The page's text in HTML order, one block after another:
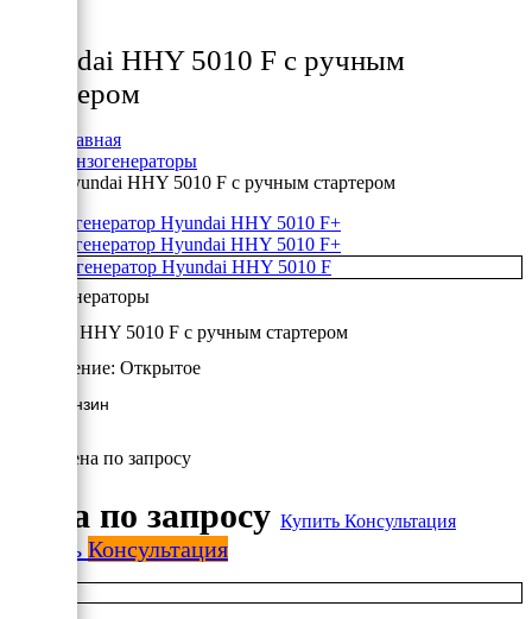
Hyundai HHY 5010 F с ручным
стартером
Главная
Бензогенераторы
Hyundai HHY 5010 F с ручным стартером
+
+
Бензогенераторы
Hyundai HHY 5010 F с ручным стартером
Исполнение: Открытое
4 кВт/Бензин
Цена по запросу
Цена по запросу Купить Консультация
Купить Консультация